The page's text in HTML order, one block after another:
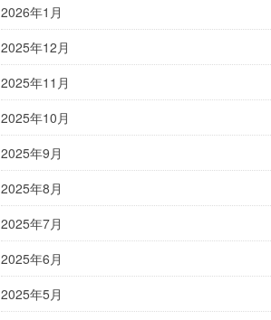
2026年1月
2025年12月
2025年11月
2025年10月
2025年9月
2025年8月
2025年7月
2025年6月
2025年5月